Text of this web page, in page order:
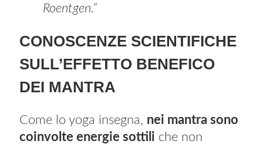
Roentgen.”
CONOSCENZE SCIENTIFICHE
SULL’EFFETTO BENEFICO
DEI MANTRA
Come lo yoga insegna, nei mantra sono
coinvolte energie sottili che non